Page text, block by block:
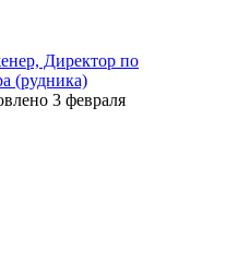
Директор по
(рудника)
3 февраля